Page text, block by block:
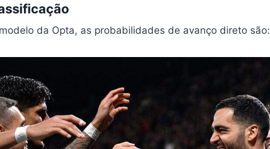
da Opta, as probabilidades de avanço direto são: